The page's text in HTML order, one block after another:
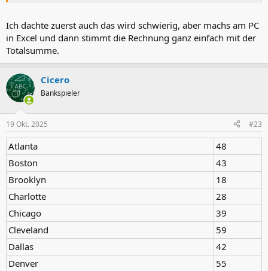
Ich dachte zuerst auch das wird schwierig, aber machs am PC
in Excel und dann stimmt die Rechnung ganz einfach mit der
Totalsumme.
Cicero
Bankspieler
19 Okt. 2025 #23
Atlanta
48
Boston
43
Brooklyn
18
Charlotte
28
Chicago
39
Cleveland
59
Dallas
42
Denver
55